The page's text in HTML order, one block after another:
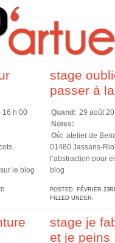
16 h 00
le blog
stage
passer à
Quand: 29 août
Notes:
Où: atelier de
01480 Jassans-
l’abstraction pour
blog
POSTED: FÉVRIER
FILLED UNDER:
stage je
et je peins